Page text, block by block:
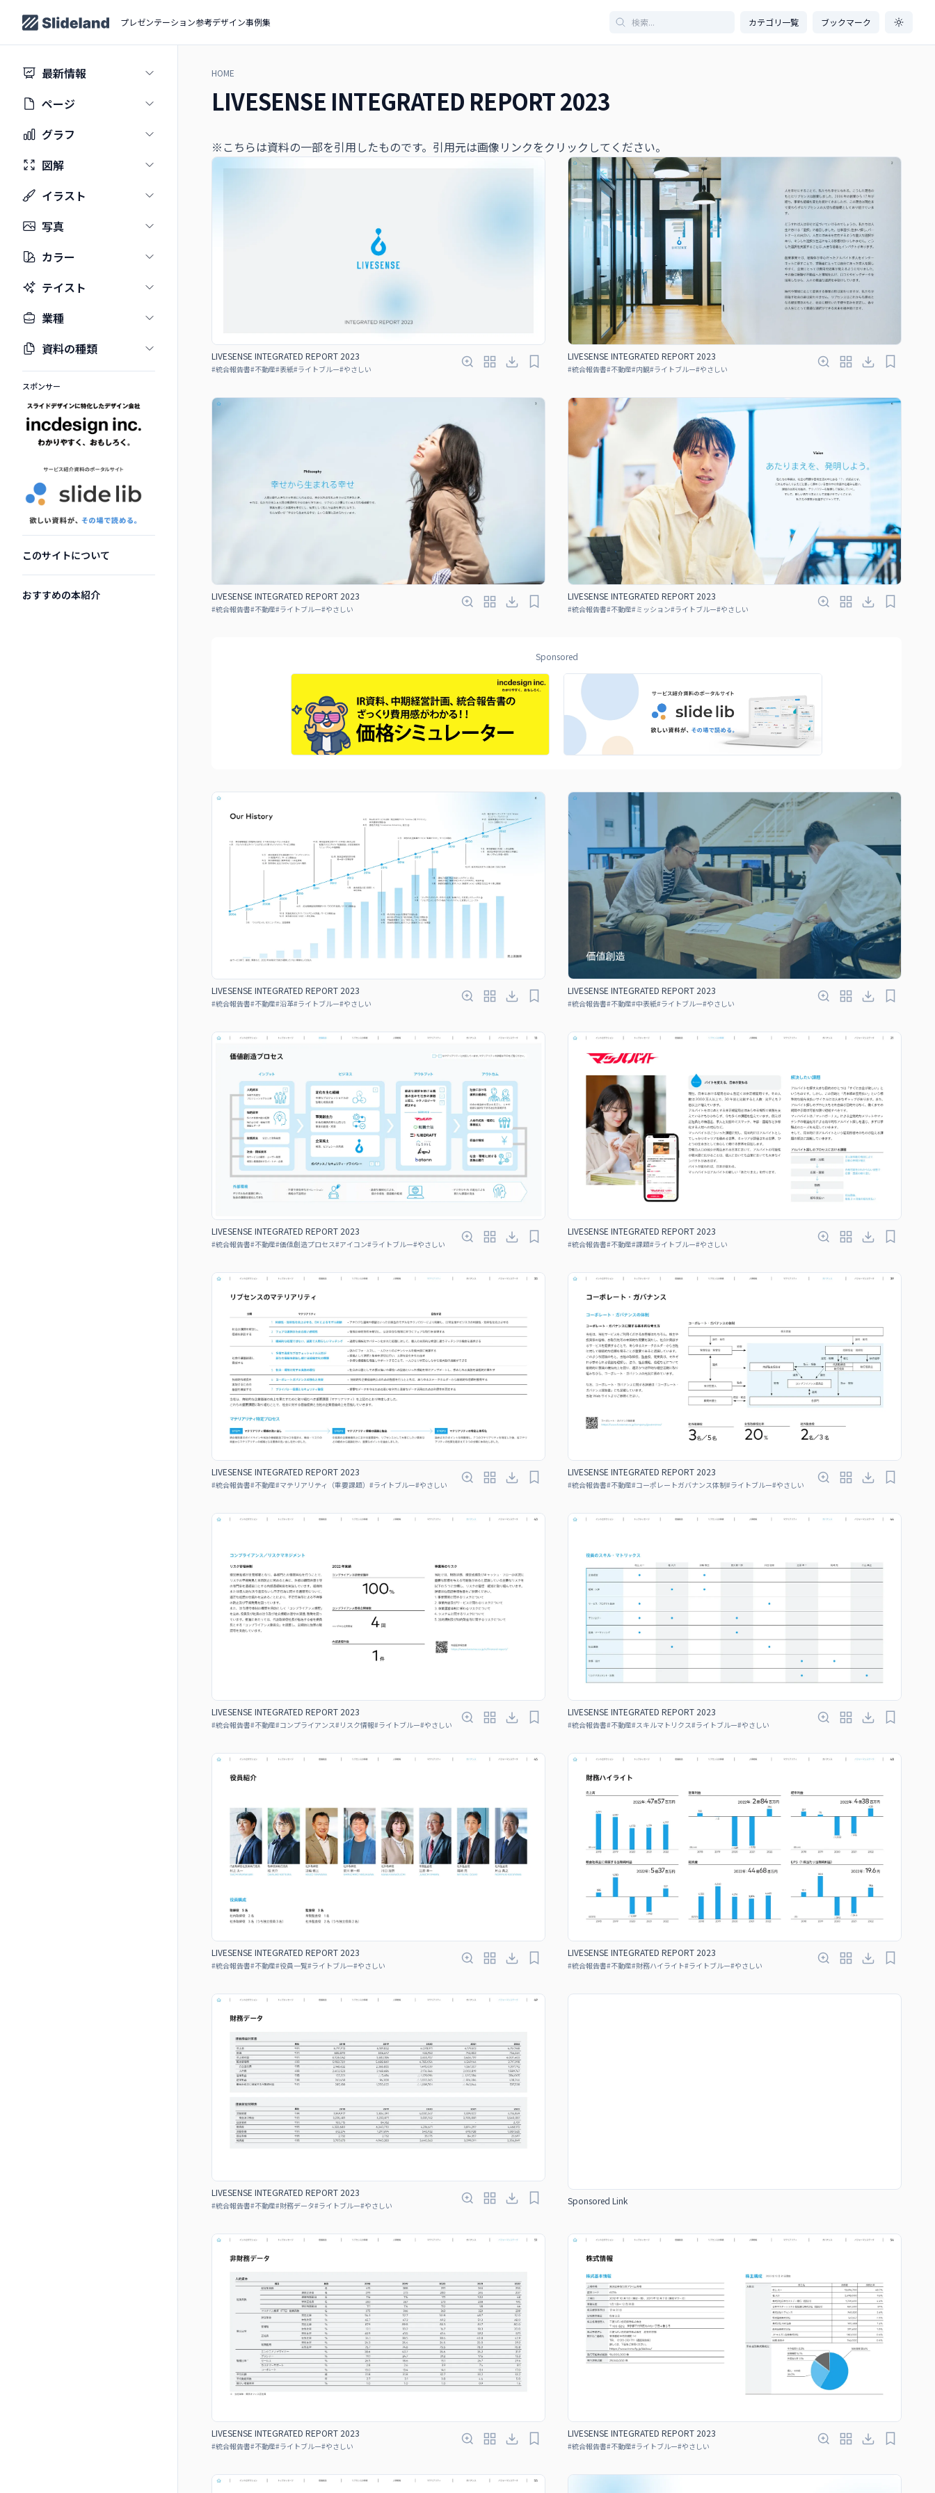
プレゼンテーション参考デザイン事例集 カテゴリ一覧 ブックマーク
最新情報
ページ
グラフ
図解
イラスト
写真
カラー
テイスト
業種
資料の種類
スポンサー
このサイトについて
おすすめの本紹介
HOME
LIVESENSE INTEGRATED REPORT 2023
※こちらは資料の一部を引用したものです。引用元は画像リンクをクリックしてください。
LIVESENSE INTEGRATED REPORT 2023
#統合報告書#不動産#表紙#ライトブルー#やさしい
LIVESENSE INTEGRATED REPORT 2023
#統合報告書#不動産#内観#ライトブルー#やさしい
LIVESENSE INTEGRATED REPORT 2023
#統合報告書#不動産#ライトブルー#やさしい
LIVESENSE INTEGRATED REPORT 2023
#統合報告書#不動産#ミッション#ライトブルー#やさしい
Sponsored
LIVESENSE INTEGRATED REPORT 2023
#統合報告書#不動産#沿革#ライトブルー#やさしい
LIVESENSE INTEGRATED REPORT 2023
#統合報告書#不動産#中表紙#ライトブルー#やさしい
LIVESENSE INTEGRATED REPORT 2023
#統合報告書#不動産#価値創造プロセス#アイコン#ライトブルー#やさしい
LIVESENSE INTEGRATED REPORT 2023
#統合報告書#不動産#課題#ライトブルー#やさしい
LIVESENSE INTEGRATED REPORT 2023
#統合報告書#不動産#マテリアリティ（重要課題） #ライトブルー#やさしい
LIVESENSE INTEGRATED REPORT 2023
#統合報告書#不動産#コーポレートガバナンス体制#ライトブルー#やさしい
LIVESENSE INTEGRATED REPORT 2023
#統合報告書#不動産#コンプライアンス#リスク情報#ライトブルー#やさしい
LIVESENSE INTEGRATED REPORT 2023
#統合報告書#不動産#スキルマトリクス#ライトブルー#やさしい
LIVESENSE INTEGRATED REPORT 2023
#統合報告書#不動産#役員一覧#ライトブルー#やさしい
LIVESENSE INTEGRATED REPORT 2023
#統合報告書#不動産#財務ハイライト#ライトブルー#やさしい
LIVESENSE INTEGRATED REPORT 2023
#統合報告書#不動産#財務データ#ライトブルー#やさしい Sponsored Link
LIVESENSE INTEGRATED REPORT 2023
#統合報告書#不動産#ライトブルー#やさしい
LIVESENSE INTEGRATED REPORT 2023
#統合報告書#不動産#ライトブルー#やさしい